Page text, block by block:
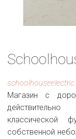
Магазин с
классической
собственной